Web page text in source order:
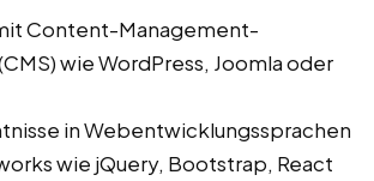
Content-Management-
wie WordPress, Joomla oder
in Webentwicklungssprachen
wie jQuery, Bootstrap, React